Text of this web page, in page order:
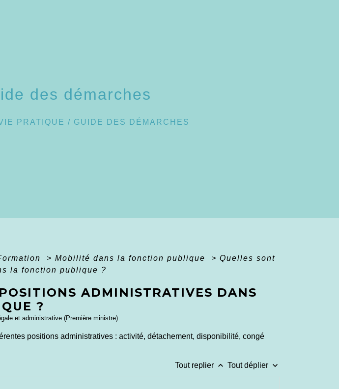
des démarches
PRATIQUE / GUIDE DES DÉMARCHES
> Mobilité dans la fonction publique > Quelles sont
la fonction publique ?
ADMINISTRATIVES DANS
?
et administrative (Première ministre)
positions administratives : activité, détachement, disponibilité, congé
Tout replier keyboard_arrow_up Tout déplier keyboard_arrow_down